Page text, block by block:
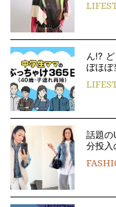
ん!?
ぼほ
話題の
分投入